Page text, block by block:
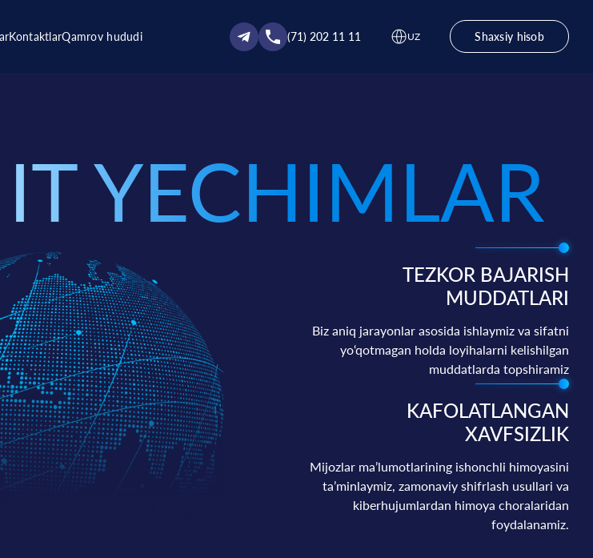
KontaktlarQamrov hududi (71) 202 11 11 UZ Shaxsiy hisob
IT YECHIMLAR
TEZKOR BAJARISH
MUDDATLARI
Biz aniq jarayonlar asosida ishlaymiz va sifatni
yo‘qotmagan holda loyihalarni kelishilgan
muddatlarda topshiramiz
KAFOLATLANGAN
XAVFSIZLIK
Mijozlar ma’lumotlarining ishonchli himoyasini
ta’minlaymiz, zamonaviy shifrlash usullari va
kiberhujumlardan himoya choralaridan
foydalanamiz.